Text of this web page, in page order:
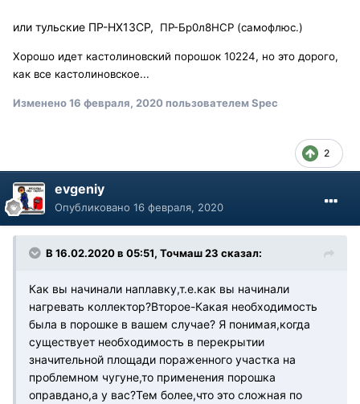
или тульские ПР-НХ13СР, ПР-Бр0л8НСР (самофлюс.)
Хорошо идет кастолиновский порошок 10224, но это дорого,
как все кастолиновское...
Изменено16 февраля, 2020пользователем Spec
2
evgeniy
Опубликовано 16 февраля, 2020
В 16.02.2020 в 05:51, Точмаш 23 сказал:
Как вы начинали наплавку,т.е.как вы начинали
нагревать коллектор?Второе-Какая необходимость
была в порошке в вашем случае? Я понимая,когда
существует необходимость в перекрытии
значительной площади пораженного участка на
проблемном чугуне,то применения порошка
оправдано,а у вас?Тем более,что это сложная по